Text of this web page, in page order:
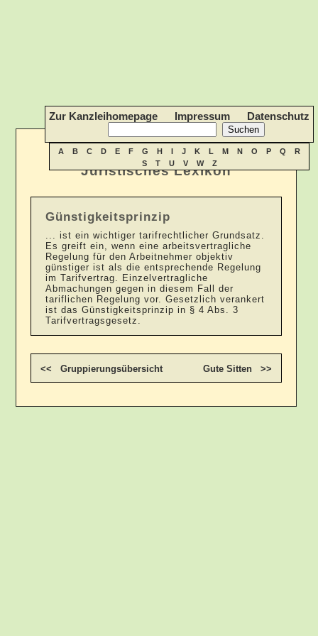
Juristisches Lexikon
Zur Kanzleihomepage Impressum Datenschutz
A B C D E F G H I J K L M N O P Q
R
S
T U V W Z
Günstigkeitsprinzip
... ist ein wichtiger tarifrechtlicher Grundsatz.
Es greift ein, wenn eine arbeitsvertragliche
Regelung für den Arbeitnehmer objektiv
günstiger ist als die entsprechende Regelung
im Tarifvertrag. Einzelvertragliche
Abmachungen gegen in diesem Fall der
tariflichen Regelung vor. Gesetzlich verankert
ist das Günstigkeitsprinzip in § 4 Abs. 3
Tarifvertragsgesetz.
<< Gruppierungsübersicht Gute Sitten >>